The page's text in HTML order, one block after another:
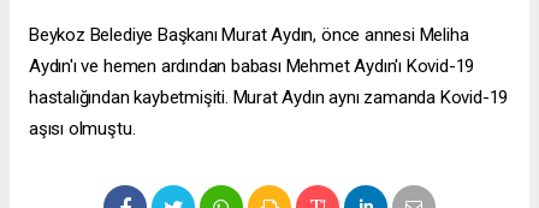
Beykoz Belediye Başkanı Murat Aydın, önce annesi Meliha
Aydın'ı ve hemen ardından babası Mehmet Aydın'ı Kovid-19
hastalığından kaybetmişiti. Murat Aydın aynı zamanda Kovid-19
aşısı olmuştu.